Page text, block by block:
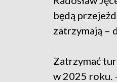
będą
zatrzymają –
Zatrzymać
w 2025 roku.